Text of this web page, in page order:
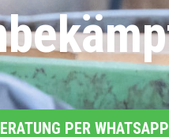
PER WHATSAPP